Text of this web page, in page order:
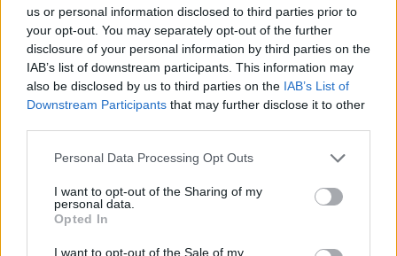
us or personal information disclosed to third parties prior to
your opt-out. You may separately opt-out of the further
disclosure of your personal information by third parties on the
IAB’s list of downstream participants. This information may
also be disclosed by us to third parties on the IAB’s List of
Downstream Participants that may further disclose it to other
Personal Data Processing Opt Outs
I want to opt-out of the Sharing of my
personal data.
Opted In
I want to opt-out of the Sale of my
Alpha Bank: Για πρώτη φορά το Αρχαίο Θέατρο Επιδαύρου άνοιξε τις
πύλες του σε όλους
ΠΕΡΙΣΣΌΤΕΡΑ ΣΕ ΑΥΤΉ ΤΗΝ ΚΑΤΗΓΟΡΊΑ